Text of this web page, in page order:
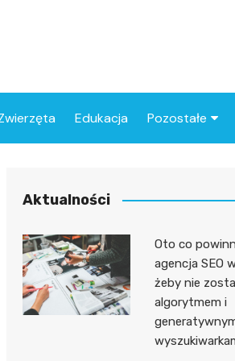
Edukacja Pozostałe
Aktualności
Oto co
agencja SEO
żeby nie
algorytmem i